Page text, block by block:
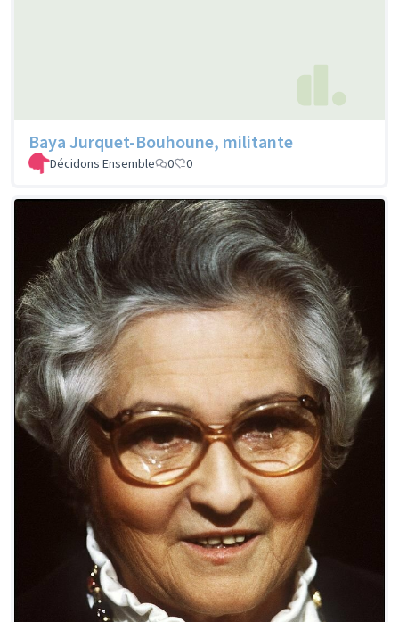
Baya Jurquet-Bouhoune, militante
Décidons Ensemble 0 0